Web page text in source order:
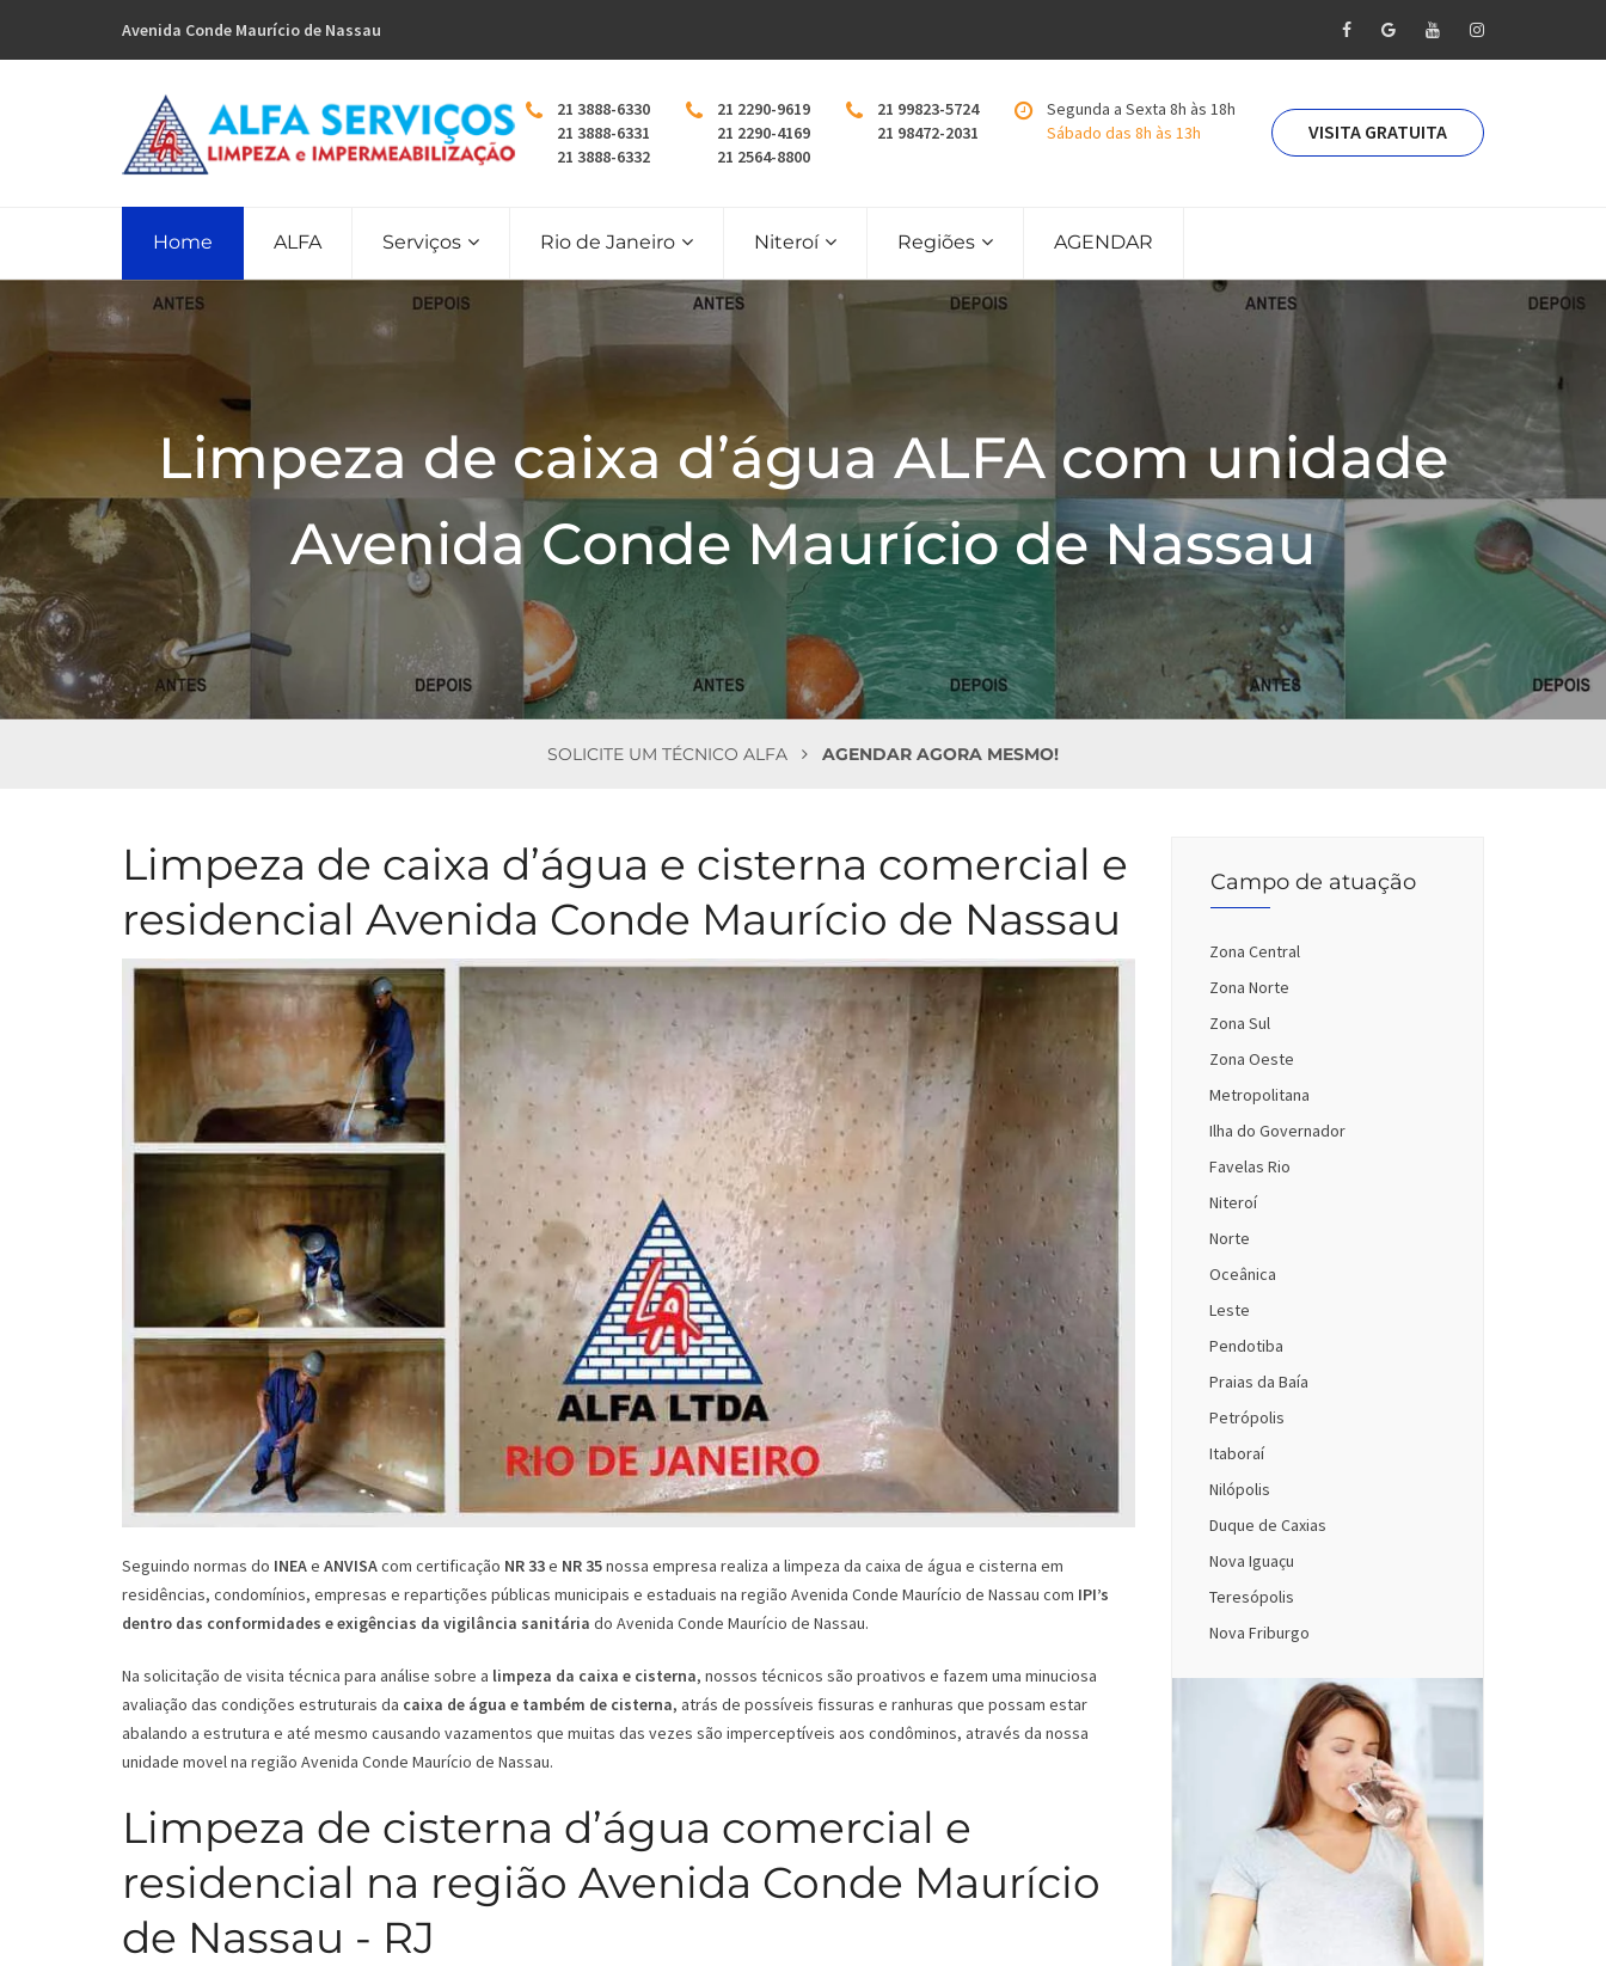
Avenida Conde Maurício de Nassau
21 3888-6330
21 3888-6331
21 3888-6332
21 2290-9619
21 2290-4169
21 2564-8800
21 99823-5724
21 98472-2031
Segunda a Sexta 8h às 18h
Sábado das 8h às 13h
VISITA GRATUITA
Home ALFA Serviços Rio de Janeiro Niteroí Regiões AGENDAR
Limpeza de caixa d’água ALFA com unidade
Avenida Conde Maurício de Nassau
SOLICITE UM TÉCNICO ALFA AGENDAR AGORA MESMO!
Campo de atuação
Zona Central
Zona Norte
Zona Sul
Zona Oeste
Metropolitana
Ilha do Governador
Favelas Rio
Niteroí
Norte
Oceânica
Leste
Pendotiba
Praias da Baía
Petrópolis
Itaboraí
Nilópolis
Duque de Caxias
Nova Iguaçu
Teresópolis
Nova Friburgo
Limpeza de caixa d’água e cisterna comercial e
residencial Avenida Conde Maurício de Nassau
Seguindo normas do INEAe ANVISAcom certificação NR 33e NR 35nossa empresa realiza a limpeza da caixa de água e cisterna em
residências, condomínios, empresas e repartições públicas municipais e estaduais na região Avenida Conde Maurício de Nassau com IPI’s
dentro das conformidades e exigências da vigilância sanitária do Avenida Conde Maurício de Nassau.
Na solicitação de visita técnica para análise sobre a limpeza da caixa e cisterna, nossos técnicos são proativos e fazem uma minuciosa
avaliação das condições estruturais da caixa de água e também de cisterna, atrás de possíveis fissuras e ranhuras que possam estar
abalando a estrutura e até mesmo causando vazamentos que muitas das vezes são imperceptíveis aos condôminos, através da nossa
unidade movel na região Avenida Conde Maurício de Nassau.
Limpeza de cisterna d’água comercial e
residencial na região Avenida Conde Maurício
de Nassau - RJ